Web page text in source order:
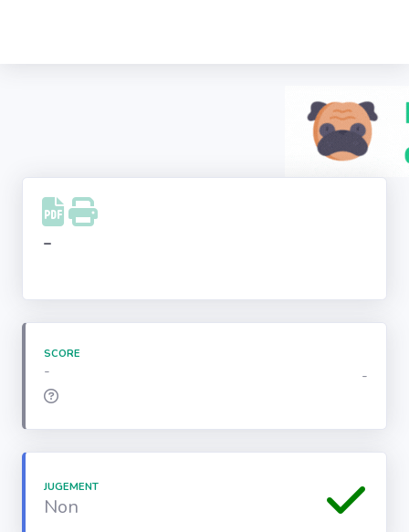
Facebook
Instagram
-
SCORE
- -
JUGEMENT
Non